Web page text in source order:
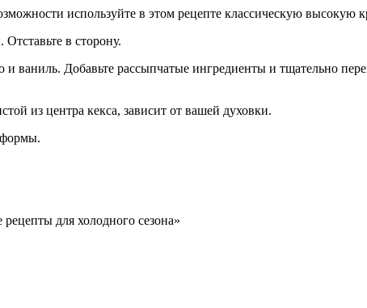
используйте в этом рецепте классическую высокую
в сторону.
ваниль. Добавьте рассыпчатые ингредиенты и тщательно
из центра кекса, зависит от вашей духовки.
формы.
для холодного сезона»